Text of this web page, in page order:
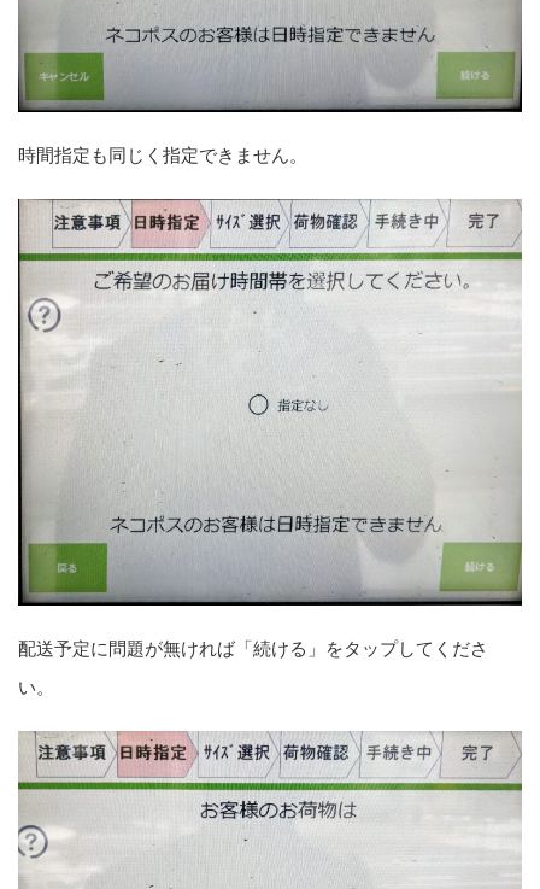
時間指定も同じく指定できません。
配送予定に問題が無ければ「続ける」をタップしてくださ
い。